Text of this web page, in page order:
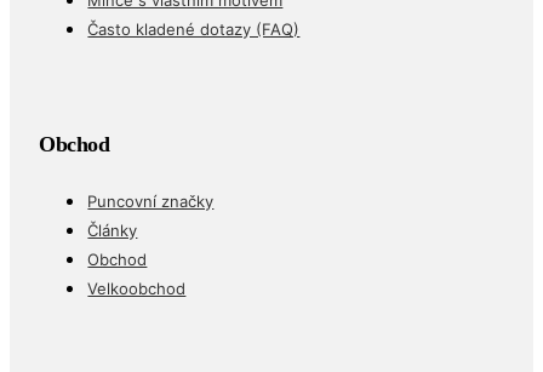
Často kladené dotazy (FAQ)
Obchod
Puncovní značky
Články
Obchod
Velkoobchod